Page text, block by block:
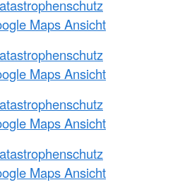
Maps Ansicht
Maps Ansicht
Maps Ansicht
Maps Ansicht